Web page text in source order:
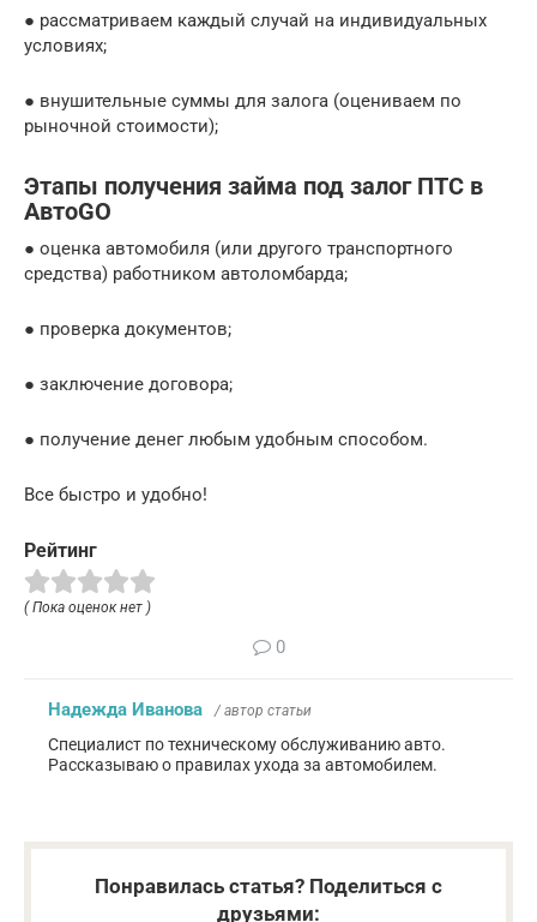
● рассматриваем каждый случай на индивидуальных
условиях;
● внушительные суммы для залога (оцениваем по
рыночной стоимости);
Этапы получения займа под залог ПТС в
АвтоGO
● оценка автомобиля (или другого транспортного
средства) работником автоломбарда;
● проверка документов;
● заключение договора;
● получение денег любым удобным способом.
Все быстро и удобно!
Рейтинг
( Пока оценок нет )
0
Надежда Иванова / автор статьи
Специалист по техническому обслуживанию авто.
Рассказываю о правилах ухода за автомобилем.
Понравилась статья? Поделиться с
друзьями: